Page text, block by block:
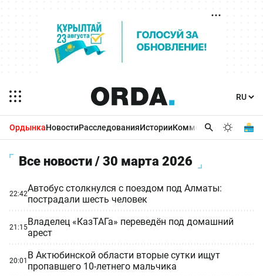
ОрдынкаНовостиРасследованияИсторииКомментарииБизнес
Все новости / 30 марта 2026
22:42Автобус столкнулся с поездом под Алматы:
пострадали шесть человек
21:15Владелец «КазТАГа» переведён под домашний
арест
20:01 В Актюбинской области вторые сутки ищут
пропавшего 10-летнего мальчика